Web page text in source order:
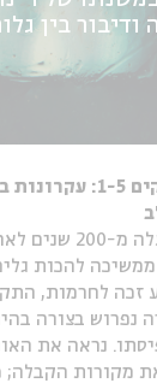
ודיבור בין
חלק א' - פרקים 1-5:
גם כיום, למעלה
ממשיכה להכות
זכה לחרמות,
נפרוש בצורה
נראה את
מקורות הקבלה;